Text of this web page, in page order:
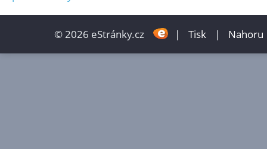
© 2026 eStránky.cz | Tisk | Nahoru